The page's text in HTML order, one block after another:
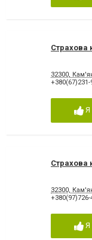
Страхова
32300,
+380(67)231-
Я
Страхова
32300,
+380(97)726-
Я